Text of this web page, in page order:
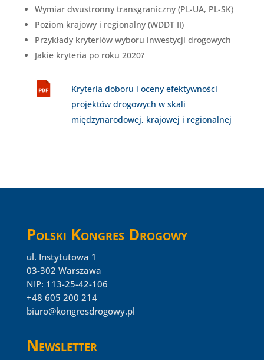
Wymiar dwustronny transgraniczny (PL-UA, PL-SK)
Poziom krajowy i regionalny (WDDT II)
Przykłady kryteriów wyboru inwestycji drogowych
Jakie kryteria po roku 2020?
Kryteria doboru i oceny efektywności
projektów drogowych w skali
międzynarodowej, krajowej i regionalnej
Polski Kongres Drogowy
ul. Instytutowa 1
03-302 Warszawa
NIP: 113-25-42-106
+48 605 200 214
biuro@kongresdrogowy.pl
Newsletter